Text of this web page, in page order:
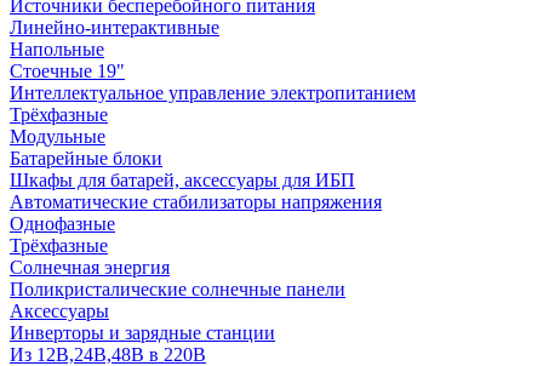
Источники бесперебойного питания
Линейно-интерактивные
Напольные
Стоечные 19"
Интеллектуальное управление электропитанием
Трёхфазные
Модульные
Батарейные блоки
Шкафы для батарей, аксессуары для ИБП
Автоматические стабилизаторы напряжения
Однофазные
Трёхфазные
Солнечная энергия
Поликристалические солнечные панели
Аксессуары
Инверторы и зарядные станции
Из 12В,24В,48В в 220В